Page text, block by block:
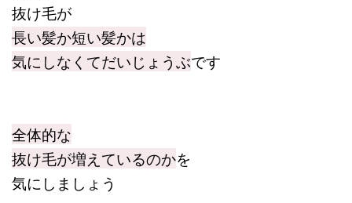
抜け毛が
長い髪か短い髪かは
気にしなくてだいじょうぶです
全体的な
抜け毛が増えているのかを
気にしましょう